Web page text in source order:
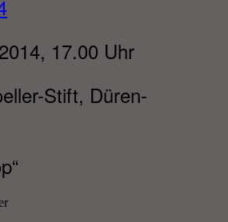
17.00 Uhr
Stift, Düren-